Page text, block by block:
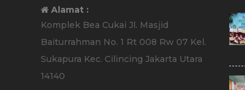
Alamat :
Komplek Bea Cukai Jl. Masjid
Baiturrahman No. 1 Rt 008 Rw 07 Kel.
Sukapura Kec. Cilincing Jakarta Utara
14140